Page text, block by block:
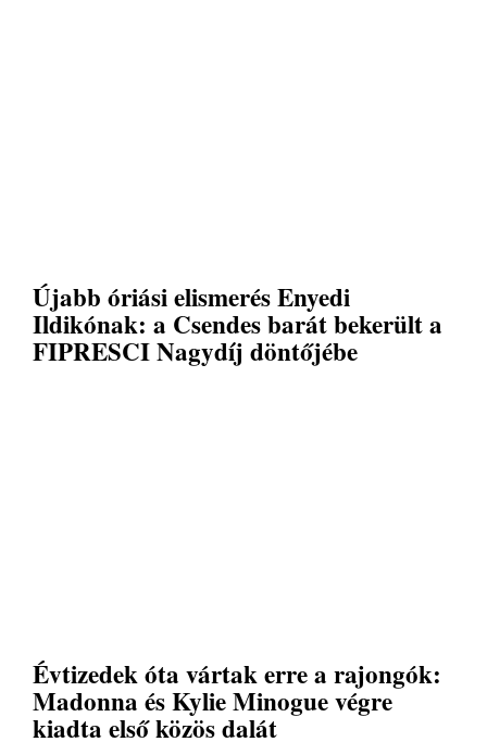
Újabb óriási elismerés Enyedi
Ildikónak: a Csendes barát bekerült a
FIPRESCI Nagydíj döntőjébe
Évtizedek óta vártak erre a rajongók:
Madonna és Kylie Minogue végre
kiadta első közös dalát